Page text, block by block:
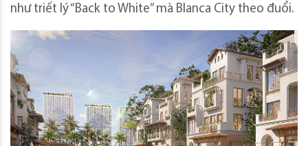
như triết lý “Back to White” mà Blanca City theo đuổi.